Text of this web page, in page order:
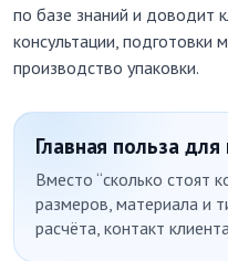
по базе знаний и доводит
консультации, подготовки
производство упаковки.
Главная польза
Вместо “сколько стоят
размеров, материала и
расчёта, контакт